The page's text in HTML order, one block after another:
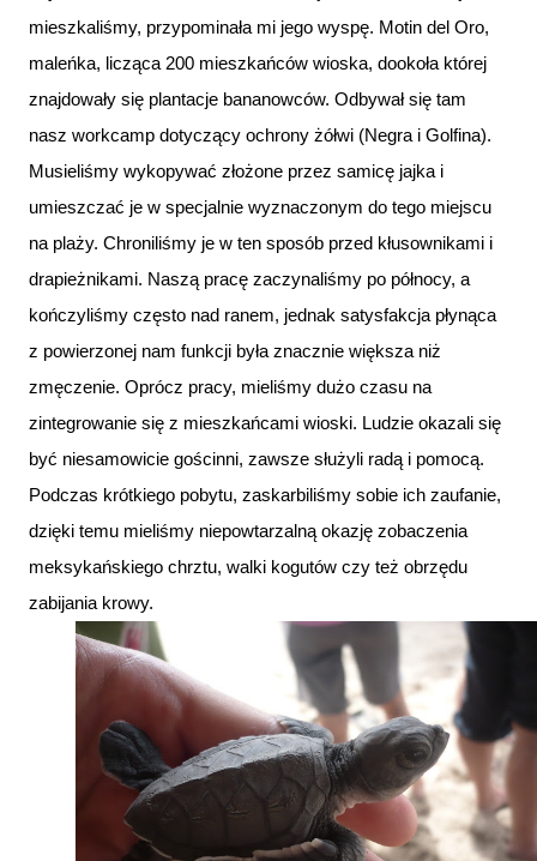
mieszkaliśmy, przypominała mi jego wyspę. Motin del Oro,
maleńka, licząca 200 mieszkańców wioska, dookoła której
znajdowały się plantacje bananowców. Odbywał się tam
nasz workcamp dotyczący ochrony żółwi (Negra i Golfina).
Musieliśmy wykopywać złożone przez samicę jajka i
umieszczać je w specjalnie wyznaczonym do tego miejscu
na plaży. Chroniliśmy je w ten sposób przed kłusownikami i
drapieżnikami. Naszą pracę zaczynaliśmy po północy, a
kończyliśmy często nad ranem, jednak satysfakcja płynąca
z powierzonej nam funkcji była znacznie większa niż
zmęczenie. Oprócz pracy, mieliśmy dużo czasu na
zintegrowanie się z mieszkańcami wioski. Ludzie okazali się
być niesamowicie gościnni, zawsze służyli radą i pomocą.
Podczas krótkiego pobytu, zaskarbiliśmy sobie ich zaufanie,
dzięki temu mieliśmy niepowtarzalną okazję zobaczenia
meksykańskiego chrztu, walki kogutów czy też obrzędu
zabijania krowy.